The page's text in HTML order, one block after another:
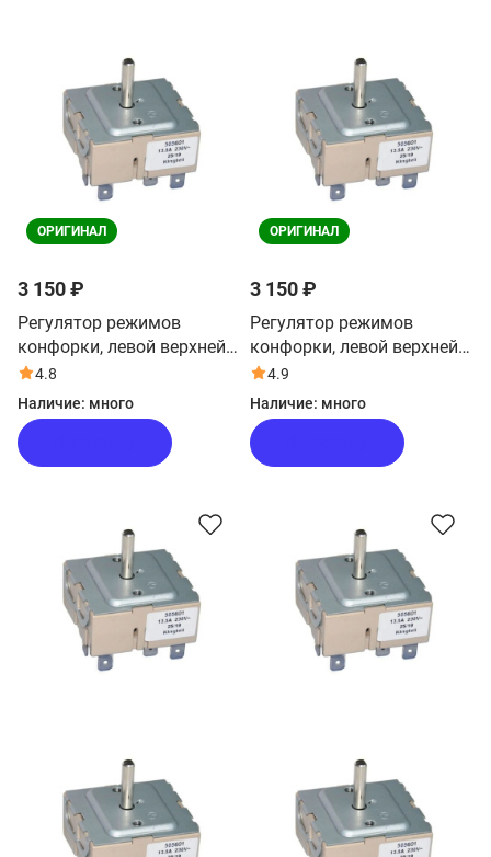
ОРИГИНАЛ
3 150 ₽
Регулятор режимов
конфорки, левой верхней
для плиты Haier
HCC56FO1W
4.8
Наличие: много
ОРИГИНАЛ
3 150 ₽
Регулятор режимов
конфорки, левой верхней
для плиты Haier HCX-
5CDPW1
4.9
Наличие: много